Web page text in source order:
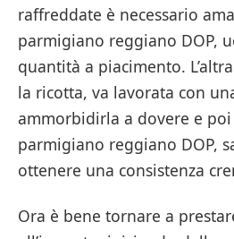
raffreddate è necessario
parmigiano reggiano DOP,
quantità a piacimento.
la ricotta, va lavorata con
ammorbidirla a dovere e
parmigiano reggiano DOP,
ottenere una consistenza
Ora è bene tornare a